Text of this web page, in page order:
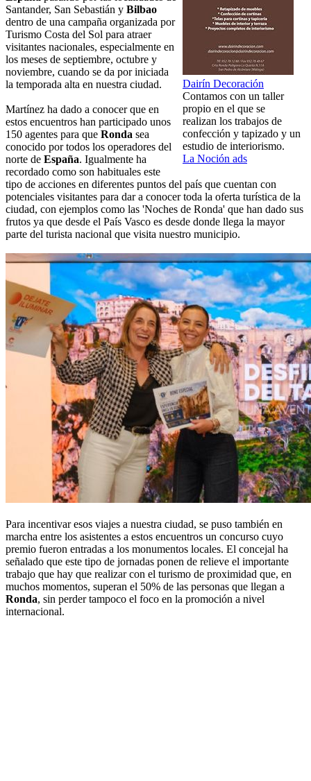
Dairín Decoración
Contamos con un taller
propio en el que se
realizan los trabajos de
confección y tapizado y un
estudio de interiorismo.
La Noción ads
Santander, San Sebastián y Bilbao
dentro de una campaña organizada por
Turismo Costa del Sol para atraer
visitantes nacionales, especialmente en
los meses de septiembre, octubre y
noviembre, cuando se da por iniciada
la temporada alta en nuestra ciudad.
Martínez ha dado a conocer que en
estos encuentros han participado unos
150 agentes para que Ronda sea
conocido por todos los operadores del
norte de España. Igualmente ha
recordado como son habituales este
tipo de acciones en diferentes puntos del país que cuentan con
potenciales visitantes para dar a conocer toda la oferta turística de la
ciudad, con ejemplos como las 'Noches de Ronda' que han dado sus
frutos ya que desde el País Vasco es desde donde llega la mayor
parte del turista nacional que visita nuestro municipio.
Para incentivar esos viajes a nuestra ciudad, se puso también en
marcha entre los asistentes a estos encuentros un concurso cuyo
premio fueron entradas a los monumentos locales. El concejal ha
señalado que este tipo de jornadas ponen de relieve el importante
trabajo que hay que realizar con el turismo de proximidad que, en
muchos momentos, superan el 50% de las personas que llegan a
Ronda, sin perder tampoco el foco en la promoción a nivel
internacional.